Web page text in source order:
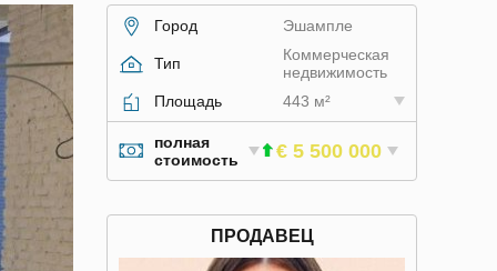
Город Эшампле
Тип
Коммерческая
недвижимость
Площадь
443 м²
полная
стоимость
€ 5 500 000
ПРОДАВЕЦ